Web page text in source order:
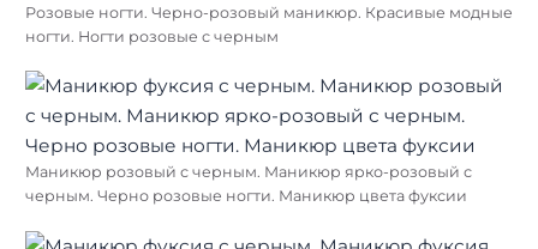
Розовые ногти. Черно-розовый маникюр. Красивые модные
ногти. Ногти розовые с черным
Маникюр розовый с черным. Маникюр ярко-розовый с
черным. Черно розовые ногти. Маникюр цвета фуксии